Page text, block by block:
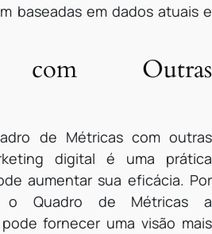
baseadas em dados atuais e
com Outras
de Métricas com outras
digital é uma prática
aumentar sua eficácia. Por
o Quadro de Métricas a
fornecer uma visão mais